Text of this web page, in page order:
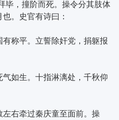
毕，撞阶而死。操令分其肢体
。史官有诗曰：
称平。立誓除奸党，捐躯报
如生。十指淋漓处，千秋仰
右牵过秦庆童至面前。操